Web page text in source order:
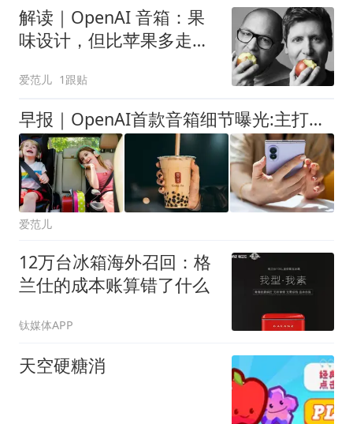
解读｜OpenAI 音箱：果
味设计，但比苹果多走一
爱范儿 1跟贴
早报｜OpenAI首款音箱细节曝光:主打「有生命感」的交互/DeepSeek预告将大幅涨价/Switch 2累计销量达2368万台
爱范儿
12万台冰箱海外召回：格
兰仕的成本账算错了什么
钛媒体APP
天空硬糖消